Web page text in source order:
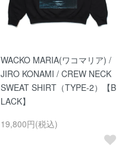
WACKO MARIA(ワコマリア) /
JIRO KONAMI / CREW NECK
SWEAT SHIRT（TYPE-2）【B
LACK】
19,800円(税込)